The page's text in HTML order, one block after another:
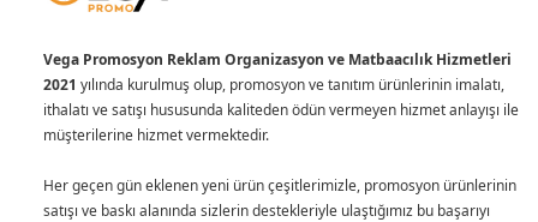
Vega Promosyon Reklam Organizasyon ve Matbaacılık Hizmetleri
2021 yılında kurulmuş olup, promosyon ve tanıtım ürünlerinin imalatı,
ithalatı ve satışı hususunda kaliteden ödün vermeyen hizmet anlayışı ile
müşterilerine hizmet vermektedir.
Her geçen gün eklenen yeni ürün çeşitlerimizle, promosyon ürünlerinin
satışı ve baskı alanında sizlerin destekleriyle ulaştığımız bu başarıyı